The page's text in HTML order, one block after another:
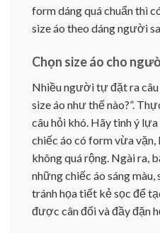
form dáng quá chuẩn thì
size áo theo dáng người
Chọn size áo cho
Nhiều người tự đặt ra
size áo như thế nào?”.
câu hỏi khó. Hãy tinh ý
chiếc áo có form vừa vặn,
không quá rộng. Ngài ra,
những chiếc áo sáng
tránh họa tiết kẻ sọc để
được cân đối và đầy đặn